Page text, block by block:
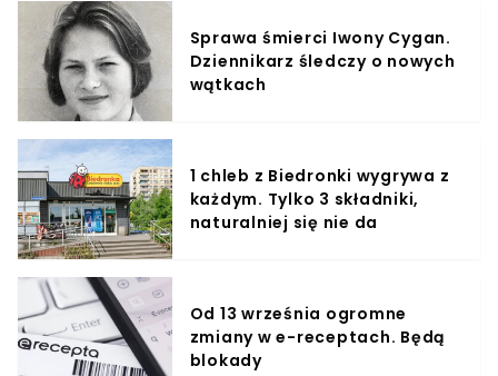
Sprawa śmierci Iwony Cygan.
Dziennikarz śledczy o nowych
wątkach
1 chleb z Biedronki wygrywa z
każdym. Tylko 3 składniki,
naturalniej się nie da
Od 13 września ogromne
zmiany w e-receptach. Będą
blokady